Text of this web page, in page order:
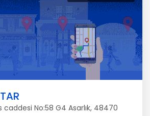
No:58 G4 Asarlık, 48470